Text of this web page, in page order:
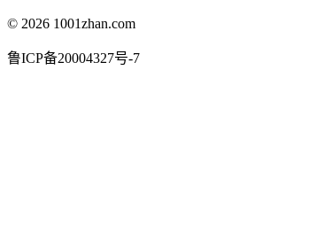
© 2026 1001zhan.com
鲁ICP备20004327号-7